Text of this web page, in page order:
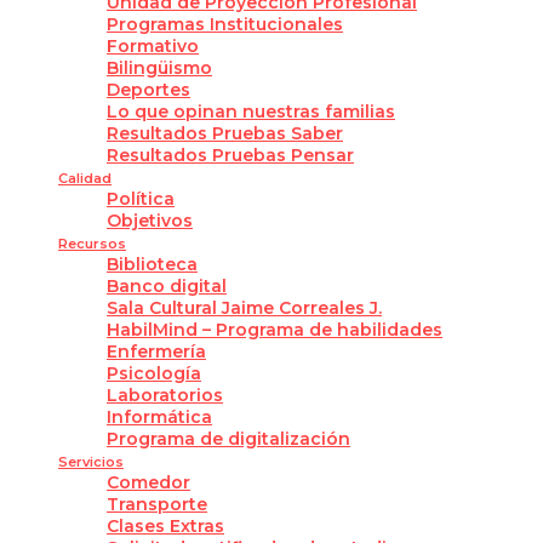
Programas Institucionales
Formativo
Bilingüismo
Deportes
Lo que opinan nuestras familias
Resultados Pruebas Saber
Resultados Pruebas Pensar
Calidad
Política
Objetivos
Recursos
Biblioteca
Banco digital
Sala Cultural Jaime Correales J.
HabilMind – Programa de habilidades
Enfermería
Psicología
Laboratorios
Informática
Programa de digitalización
Servicios
Comedor
Transporte
Clases Extras